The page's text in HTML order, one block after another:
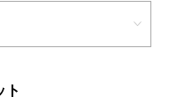
ト